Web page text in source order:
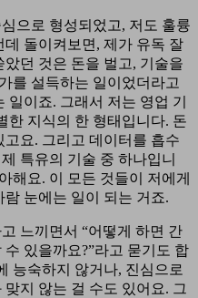
으로 형성되었고, 저도 훌륭
돌이켜보면, 제가 유독 잘
던 것은 돈을 벌고, 기술을
를 설득하는 일이었더라고
이죠. 그래서 저는 영업 기
한 지식의 한 형태입니다. 돈
요. 그리고 데이터를 흡수
특유의 기술 중 하나입니
해요. 이 모든 것들이 저에게
눈에는 일이 되는 거죠.
느끼면서 “어떻게 하면 간
있을까요?”라고 묻기도 합
능숙하지 않거나, 진심으로
지 않는 걸 수도 있어요. 그